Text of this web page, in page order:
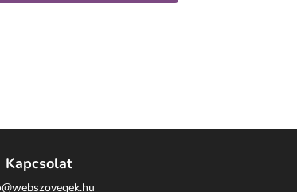
Kapcsolat